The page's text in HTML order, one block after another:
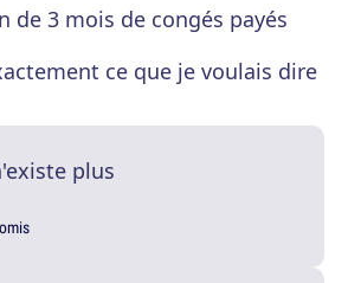
de 3 mois de congés payés
ce que je voulais dire
plus